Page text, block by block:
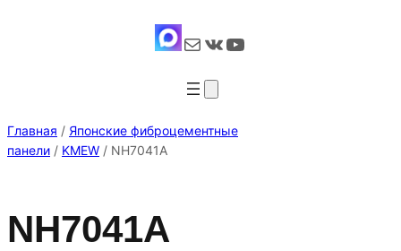
Почта ВКонтакте YouTube
Главная / Японские фиброцементные
панели / KMEW / NH7041A
NH7041A